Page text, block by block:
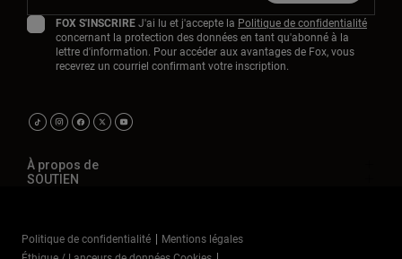
FOX S'INSCRIREJ'ai lu et j'accepte la Politique de confidentialité
concernant la protection des données en tant qu'abonné à la
lettre d'information. Pour accéder aux avantages de Fox, vous
recevrez un courriel confirmant votre inscription.
À propos de
SOUTIEN
Politique de confidentialité
Mentions légales